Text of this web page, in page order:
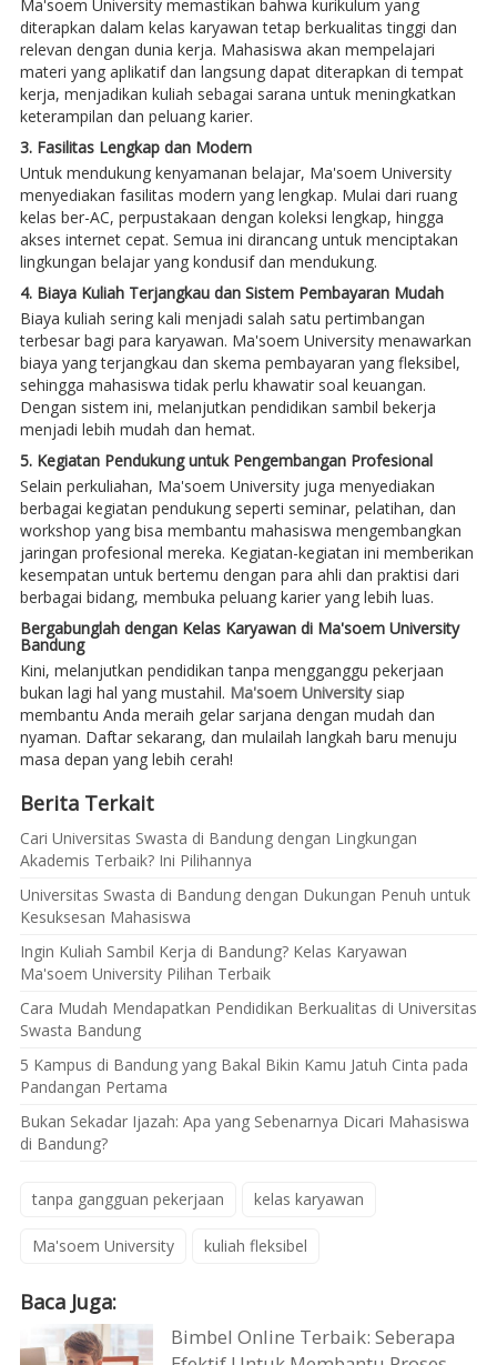
Ma'soem University memastikan bahwa kurikulum yang
diterapkan dalam kelas karyawan tetap berkualitas tinggi dan
relevan dengan dunia kerja. Mahasiswa akan mempelajari
materi yang aplikatif dan langsung dapat diterapkan di tempat
kerja, menjadikan kuliah sebagai sarana untuk meningkatkan
keterampilan dan peluang karier.
3. Fasilitas Lengkap dan Modern
Untuk mendukung kenyamanan belajar, Ma'soem University
menyediakan fasilitas modern yang lengkap. Mulai dari ruang
kelas ber-AC, perpustakaan dengan koleksi lengkap, hingga
akses internet cepat. Semua ini dirancang untuk menciptakan
lingkungan belajar yang kondusif dan mendukung.
4. Biaya Kuliah Terjangkau dan Sistem Pembayaran Mudah
Biaya kuliah sering kali menjadi salah satu pertimbangan
terbesar bagi para karyawan. Ma'soem University menawarkan
biaya yang terjangkau dan skema pembayaran yang fleksibel,
sehingga mahasiswa tidak perlu khawatir soal keuangan.
Dengan sistem ini, melanjutkan pendidikan sambil bekerja
menjadi lebih mudah dan hemat.
5. Kegiatan Pendukung untuk Pengembangan Profesional
Selain perkuliahan, Ma'soem University juga menyediakan
berbagai kegiatan pendukung seperti seminar, pelatihan, dan
workshop yang bisa membantu mahasiswa mengembangkan
jaringan profesional mereka. Kegiatan-kegiatan ini memberikan
kesempatan untuk bertemu dengan para ahli dan praktisi dari
berbagai bidang, membuka peluang karier yang lebih luas.
Bergabunglah dengan Kelas Karyawan di Ma'soem University
Bandung
Kini, melanjutkan pendidikan tanpa mengganggu pekerjaan
bukan lagi hal yang mustahil. Ma'soem Universitysiap
membantu Anda meraih gelar sarjana dengan mudah dan
nyaman. Daftar sekarang, dan mulailah langkah baru menuju
masa depan yang lebih cerah!
Berita Terkait
Cari Universitas Swasta di Bandung dengan Lingkungan
Akademis Terbaik? Ini Pilihannya
Universitas Swasta di Bandung dengan Dukungan Penuh untuk
Kesuksesan Mahasiswa
Ingin Kuliah Sambil Kerja di Bandung? Kelas Karyawan
Ma'soem University Pilihan Terbaik
Cara Mudah Mendapatkan Pendidikan Berkualitas di Universitas
Swasta Bandung
5 Kampus di Bandung yang Bakal Bikin Kamu Jatuh Cinta pada
Pandangan Pertama
Bukan Sekadar Ijazah: Apa yang Sebenarnya Dicari Mahasiswa
di Bandung?
tanpa gangguan pekerjaan kelas karyawan
Ma'soem University kuliah fleksibel
Baca Juga:
Bimbel Online Terbaik: Seberapa